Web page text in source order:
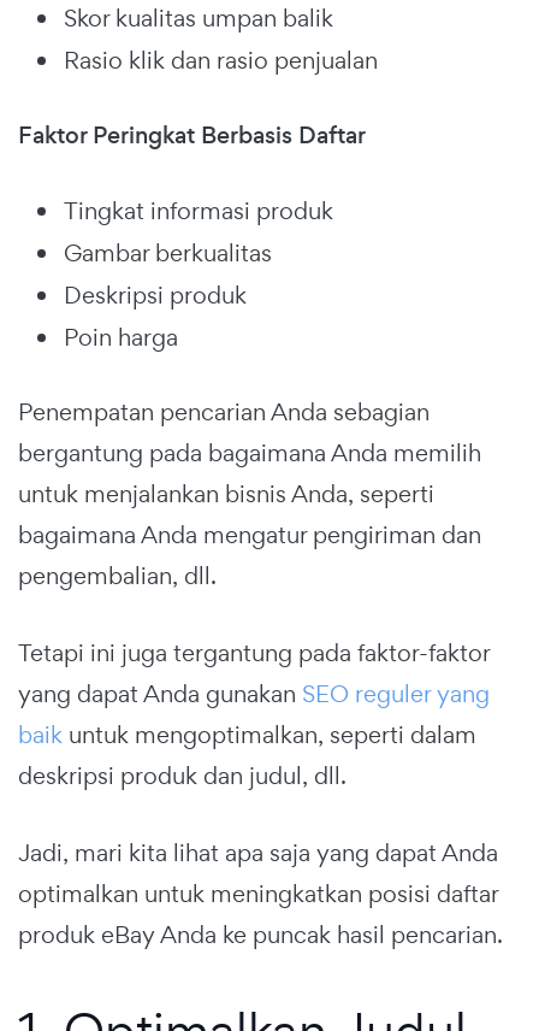
Skor kualitas umpan balik
Rasio klik dan rasio penjualan
Faktor Peringkat Berbasis Daftar
Tingkat informasi produk
Gambar berkualitas
Deskripsi produk
Poin harga
Penempatan pencarian Anda sebagian
bergantung pada bagaimana Anda memilih
untuk menjalankan bisnis Anda, seperti
bagaimana Anda mengatur pengiriman dan
pengembalian, dll.
Tetapi ini juga tergantung pada faktor-faktor
yang dapat Anda gunakan SEO reguler yang
baik untuk mengoptimalkan, seperti dalam
deskripsi produk dan judul, dll.
Jadi, mari kita lihat apa saja yang dapat Anda
optimalkan untuk meningkatkan posisi daftar
produk eBay Anda ke puncak hasil pencarian.